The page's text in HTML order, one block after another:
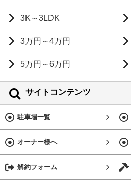
3K～3LDK
3万円～4万円
5万円～6万円
サイトコンテンツ
駐車場一覧
オーナー様へ
解約フォーム